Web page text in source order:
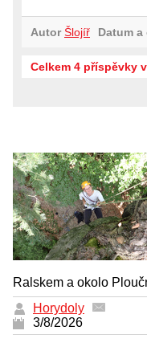
Autor Šlojíř Datum a
Celkem 4 příspěvky
Ralskem a okolo
Horydoly
3/8/2026